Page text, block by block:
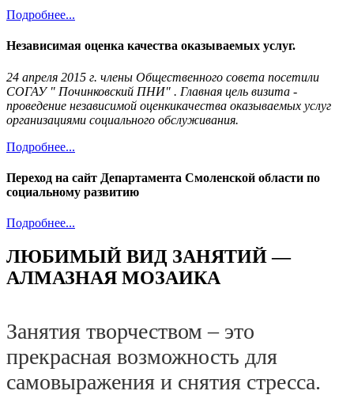
Подробнее...
Независимая оценка качества оказываемых услуг.
24 апреля 2015 г. члены Общественного совета посетили
СОГАУ " Починковский ПНИ" . Главная цель визита -
проведение независимой оценкикачества оказываемых услуг
организациями социального обслуживания.
Подробнее...
Переход на сайт Департамента Смоленской области по
социальному развитию
Подробнее...
ЛЮБИМЫЙ ВИД ЗАНЯТИЙ —
АЛМАЗНАЯ МОЗАИКА
Занятия творчеством – это
прекрасная возможность для
самовыражения и снятия стресса.